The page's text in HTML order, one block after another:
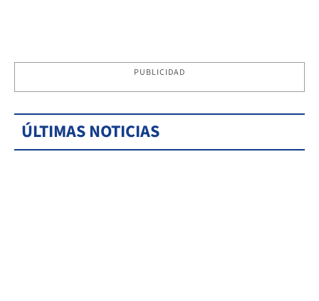
PUBLICIDAD
ÚLTIMAS NOTICIAS